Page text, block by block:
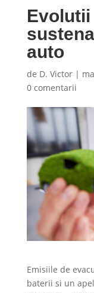
auto
de D. Victor|
0 comentarii
Emisiile de
baterii si un